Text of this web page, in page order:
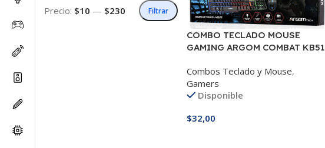
Filtrar
Precio: $10 — $230
COMBO TECLADO MOUSE
GAMING ARGOM COMBAT KB51
Combos Teclado y Mouse,
Gamers
Disponible
$32,00